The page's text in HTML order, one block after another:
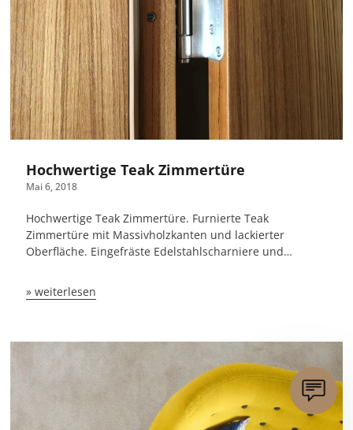
Hochwertige Teak Zimmertüre
Mai 6, 2018
Hochwertige Teak Zimmertüre. Furnierte Teak
Zimmertüre mit Massivholzkanten und lackierter
Oberfläche. Eingefräste Edelstahlscharniere und…
» weiterlesen